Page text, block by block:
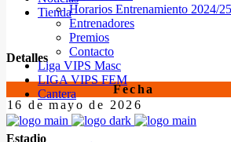
Horarios Entrenamiento 2024/25
Entrenadores
Premios
Contacto
Liga VIPS Masc
LIGA VIPS FEM
Cantera
Tienda
Detalles
Fecha
16 de mayo de 2026
Estadio